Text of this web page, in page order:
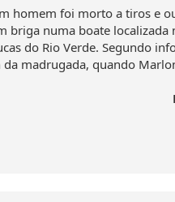
homem foi morto a tiros e
briga numa boate localizada
do Rio Verde. Segundo
madrugada, quando